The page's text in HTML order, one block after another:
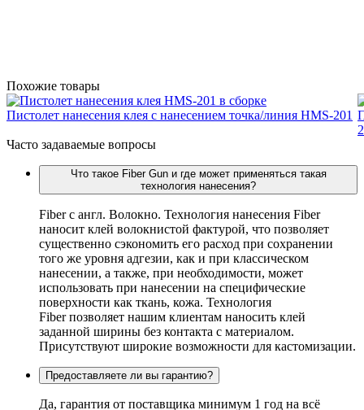
Похожие товары
Пистолет нанесения клея с нанесением точка/линия HMS-201
Часто задаваемые вопросы
Что такое Fiber Gun и где может применяться такая
технология нанесения?
Fiber c англ. Волокно. Технология нанесения Fiber
наносит клей волокнистой фактурой, что позволяет
существенно сэкономить его расход при сохранении
того же уровня адгезии, как и при классическом
нанесении, а также, при необходимости, может
использовать при нанесении на специфические
поверхности как ткань, кожа. Технология
Fiber позволяет нашим клиентам наносить клей
заданной ширины без контакта с материалом.
Присутствуют широкие возможности для кастомизации.
Предоставляете ли вы гарантию?
Да, гарантия от поставщика минимум 1 год на всё